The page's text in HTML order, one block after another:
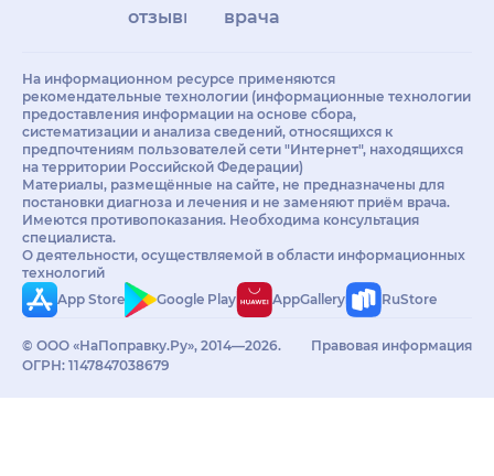
отзывы
врачам
На информационном ресурсе применяются
рекомендательные технологии (информационные технологии
предоставления информации на основе сбора,
систематизации и анализа сведений, относящихся к
предпочтениям пользователей сети "Интернет", находящихся
на территории Российской Федерации)
Материалы, размещённые на сайте, не предназначены для
постановки диагноза и лечения и не заменяют приём врача.
Имеются противопоказания. Необходима консультация
специалиста.
О деятельности, осуществляемой в области информационных
технологий
App Store
Google Play AppGallery RuStore
© ООО «НаПоправку.Ру», 2014—2026.
ОГРН: 1147847038679
Правовая информация